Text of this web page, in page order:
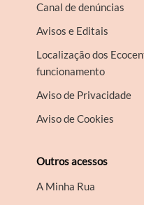
Canal de denúncias
Avisos e Editais
Localização dos
funcionamento
Aviso de Privacidade
Aviso de Cookies
Outros acessos
A Minha Rua